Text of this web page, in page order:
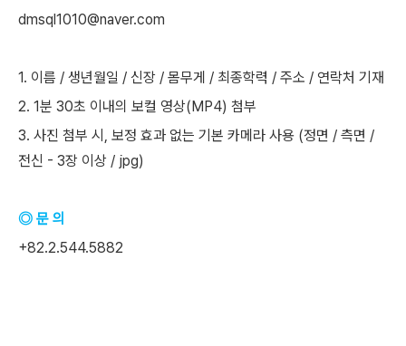
dmsql1010@naver.com
1. 이름 / 생년월일 / 신장 / 몸무게 / 최종학력 / 주소 / 연락처 기재
2. 1분 30초 이내의 보컬 영상(MP4) 첨부
3. 사진 첨부 시, 보정 효과 없는 기본 카메라 사용 (정면 / 측면 /
전신 - 3장 이상 / jpg)
◎ 문 의
+82.2.544.5882